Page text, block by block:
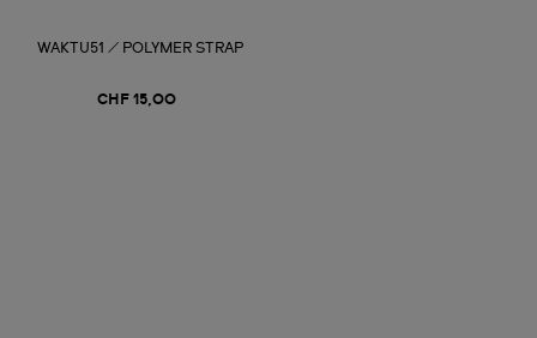
WAKTU51 / POLYMER STRAP
CHF 15,00